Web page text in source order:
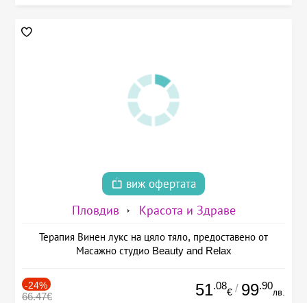
виж офертата
Пловдив Красота и Здраве
Терапия Винен лукс на цяло тяло, предоставено от
Масажно студио Beauty and Relax
-24%
66.47€ 51.08
€ / 99.90
лв.